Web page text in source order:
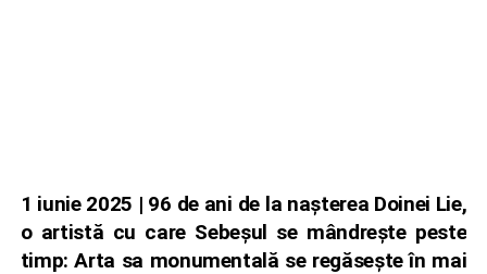
1 iunie 2025 | 96 de ani de la nașterea Doinei Lie,
o artistă cu care Sebeșul se mândrește peste
timp: Arta sa monumentală se regăsește în mai